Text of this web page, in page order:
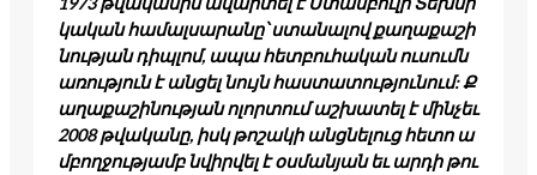
կական համալսարանը՝ ստանալով քաղաքաշի
նության դիպլոմ, ապա հետբուհական ուսումն
առություն է անցել նույն հաստատությունում: Ք
աղաքաշինության ոլորտում աշխատել է մինչեւ
2008 թվականը, իսկ թոշակի անցնելուց հետո ա
մբողջությամբ նվիրվել է օսմանյան եւ արդի թու